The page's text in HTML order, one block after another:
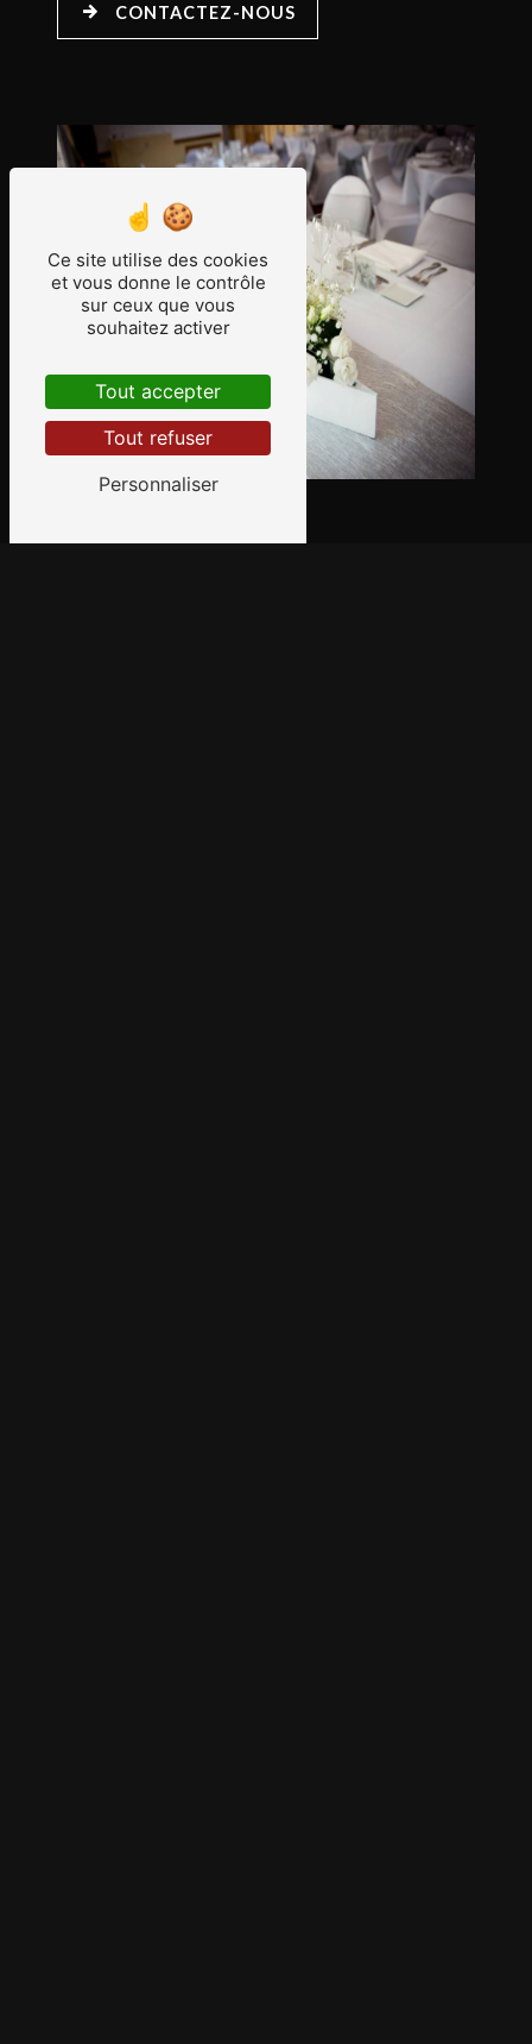
CONTACTEZ-NOUS
Ce site utilise des cookies
et vous donne le contrôle
sur ceux que vous
souhaitez activer
Tout accepter
Tout refuser
Personnaliser